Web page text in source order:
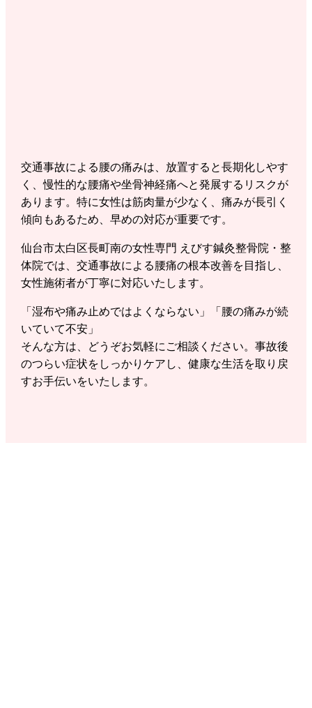
交通事故による腰の痛みは、放置すると長期化しやす
く、慢性的な腰痛や坐骨神経痛へと発展するリスクが
あります。特に女性は筋肉量が少なく、痛みが長引く
傾向もあるため、早めの対応が重要です。
仙台市太白区長町南の女性専門 えびす鍼灸整骨院・整
体院では、交通事故による腰痛の根本改善を目指し、
女性施術者が丁寧に対応いたします。
「湿布や痛み止めではよくならない」「腰の痛みが続
いていて不安」
そんな方は、どうぞお気軽にご相談ください。事故後
のつらい症状をしっかりケアし、健康な生活を取り戻
すお手伝いをいたします。